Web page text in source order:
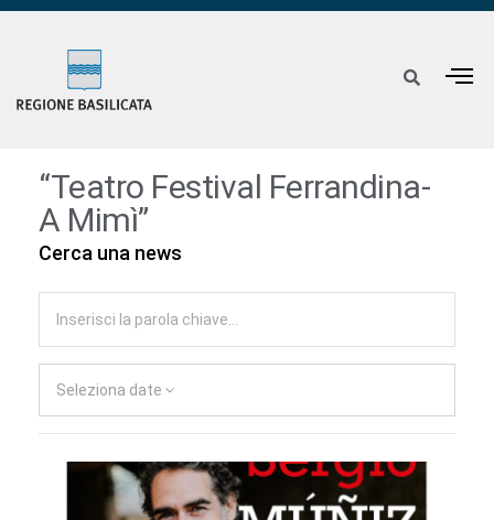
“Teatro Festival Ferrandina-
A Mimì”
Cerca una news
Seleziona date